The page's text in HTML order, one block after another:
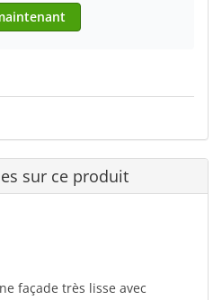
sur ce produit
façade très lisse avec